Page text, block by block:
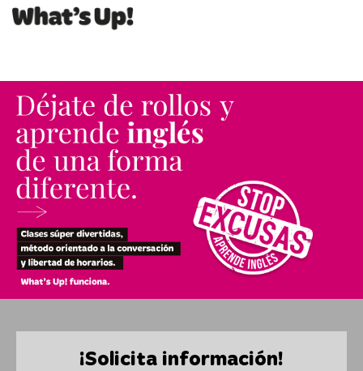
¡Solicita información!